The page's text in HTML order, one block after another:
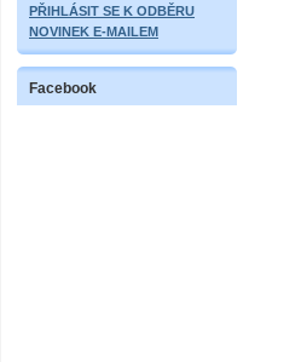
PŘIHLÁSIT SE K ODBĚRU
NOVINEK E-MAILEM
Facebook